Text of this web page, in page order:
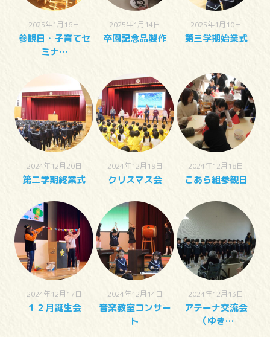
2025年1月16日
参観日・子育てセ
ミナ…
2025年1月14日
卒園記念品製作
2025年1月10日
第三学期始業式
2024年12月20日
第二学期終業式
2024年12月19日
クリスマス会
2024年12月18日
こあら組参観日
2024年12月17日
１２月誕生会
2024年12月14日
音楽教室コンサー
ト
2024年12月13日
アテーナ交流会
（ゆき…